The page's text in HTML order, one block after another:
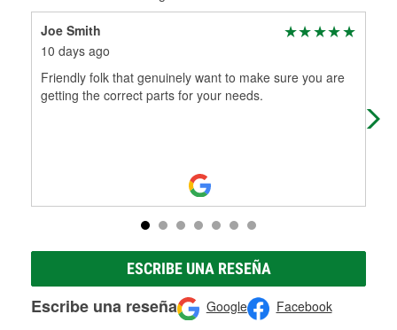
Joe Smith
10 days ago
Friendly folk that genuinely want to make sure you are
getting the correct parts for your needs.
ESCRIBE UNA RESEÑA
Escribe una reseña Google Facebook